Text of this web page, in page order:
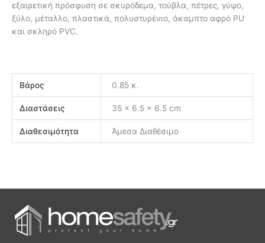
εξαιρετική πρόσφυση σε σκυρόδεμα, τούβλα, πέτρες, γύψο,
ξύλο, μέταλλο, πλαστικά, πολυστυρένιο, άκαμπτο αφρό PU
και σκληρό PVC.
Βάρος 0.85 κ.
Διαστάσεις 35 × 6.5 × 6.5 cm
Διαθεσιμότητα Άμεσα Διαθέσιμο